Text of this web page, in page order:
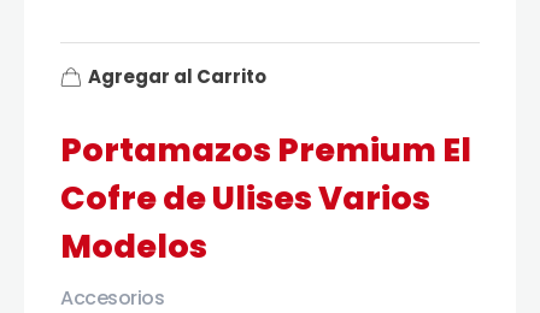
Portamazos Premium El
Cofre de Ulises Varios
Modelos
Accesorios
Agregar al Carrito